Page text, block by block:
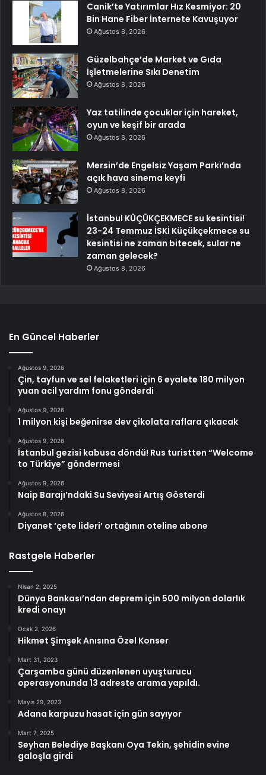
Canik’te Yatırımlar Hız Kesmiyor: 20
Bin Hane Fiber İnternete Kavuşuyor
Ağustos 8, 2026
Güzelbahçe’de Market ve Gıda
İşletmelerine Sıkı Denetim
Ağustos 8, 2026
Yaz tatilinde çocuklar için hareket,
oyun ve keşif bir arada
Ağustos 8, 2026
Mersin’de Engelsiz Yaşam Parkı’nda
açık hava sinema keyfi
Ağustos 8, 2026
İstanbul KÜÇÜKÇEKMECE su kesintisi!
23-24 Temmuz İSKİ Küçükçekmece su
kesintisi ne zaman bitecek, sular ne
zaman gelecek?
Ağustos 8, 2026
En Güncel Haberler
Ağustos 9, 2026
Çin, tayfun ve sel felaketleri için 6 eyalete 180 milyon
yuan acil yardım fonu gönderdi
Ağustos 9, 2026
1 milyon kişi beğenirse dev çikolata raflara çıkacak
Ağustos 9, 2026
İstanbul gezisi kabusa döndü! Rus turistten “Welcome
to Türkiye” göndermesi
Ağustos 9, 2026
Naip Barajı’ndaki Su Seviyesi Artış Gösterdi
Ağustos 8, 2026
Diyanet ‘çete lideri’ ortağının oteline abone
Rastgele Haberler
Nisan 2, 2025
Dünya Bankası’ndan deprem için 500 milyon dolarlık
kredi onayı
Ocak 2, 2026
Hikmet Şimşek Anısına Özel Konser
Mart 31, 2023
Çarşamba günü düzenlenen uyuşturucu
operasyonunda 13 adreste arama yapıldı.
Mayıs 29, 2023
Adana karpuzu hasat için gün sayıyor
Mart 7, 2025
Seyhan Belediye Başkanı Oya Tekin, şehidin evine
galoşla girdi